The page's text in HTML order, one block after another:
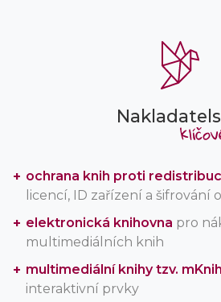
ochrana knih proti
licencí, ID zařízení a šifrování
elektronická knihovna pro
multimediálních knih
multimediální knihy tzv.
interaktivní prvky